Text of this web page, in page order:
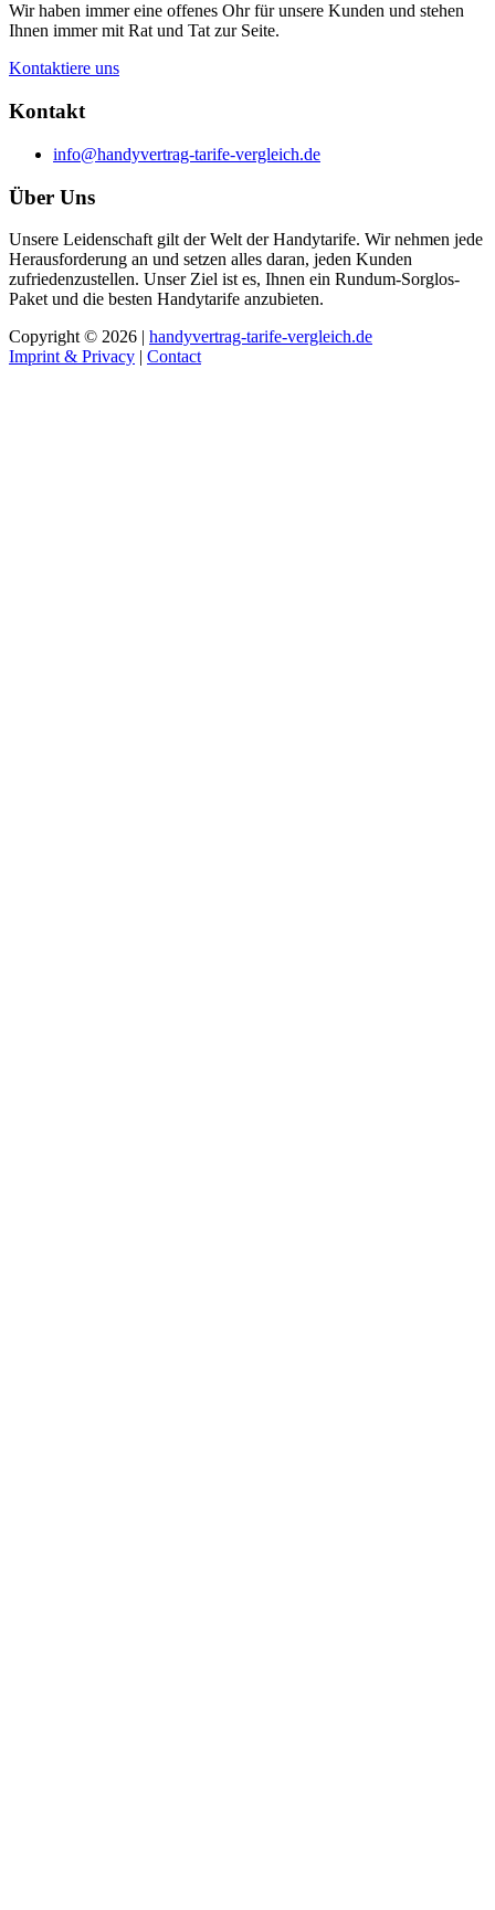
Wir haben immer eine offenes Ohr für unsere Kunden und stehen
Ihnen immer mit Rat und Tat zur Seite.
Kontaktiere uns
Kontakt
info@handyvertrag-tarife-vergleich.de
Über Uns
Unsere Leidenschaft gilt der Welt der Handytarife. Wir nehmen jede
Herausforderung an und setzen alles daran, jeden Kunden
zufriedenzustellen. Unser Ziel ist es, Ihnen ein Rundum-Sorglos-
Paket und die besten Handytarife anzubieten.
Copyright © 2026 | handyvertrag-tarife-vergleich.de
Imprint & Privacy | Contact